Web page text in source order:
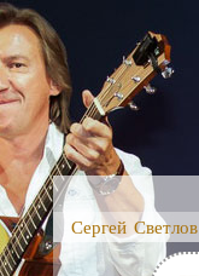
Сергей Светлов